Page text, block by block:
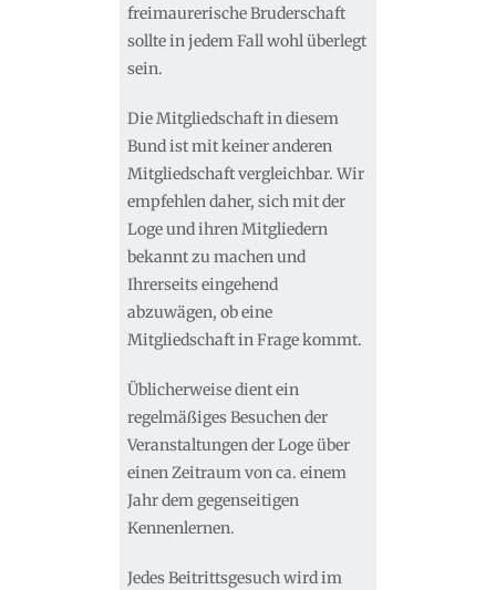
freimaurerische Bruderschaft
sollte in jedem Fall wohl überlegt
sein.
Die Mitgliedschaft in diesem
Bund ist mit keiner anderen
Mitgliedschaft vergleichbar. Wir
empfehlen daher, sich mit der
Loge und ihren Mitgliedern
bekannt zu machen und
Ihrerseits eingehend
abzuwägen, ob eine
Mitgliedschaft in Frage kommt.
Üblicherweise dient ein
regelmäßiges Besuchen der
Veranstaltungen der Loge über
einen Zeitraum von ca. einem
Jahr dem gegenseitigen
Kennenlernen.
Jedes Beitrittsgesuch wird im